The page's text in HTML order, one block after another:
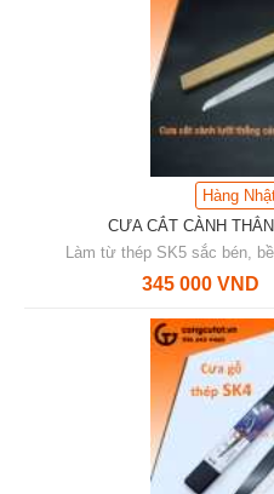
Hàng
CƯA CẮT CÀNH
Làm từ thép SK5 sắc bén,
345 000 VND